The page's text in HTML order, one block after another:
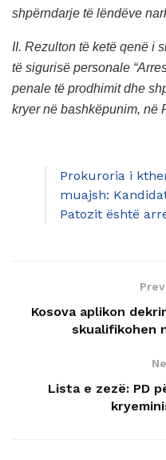
shpërndarje të lëndëve
II. Rezulton të ketë qenë i
të sigurisë personale
penale të prodhimit dhe
kryer në bashkëpunim, në
Prokuroria i
muajsh:
Patozit është
Kosova aplikon
skualifikohen
Lista e zezë: PD